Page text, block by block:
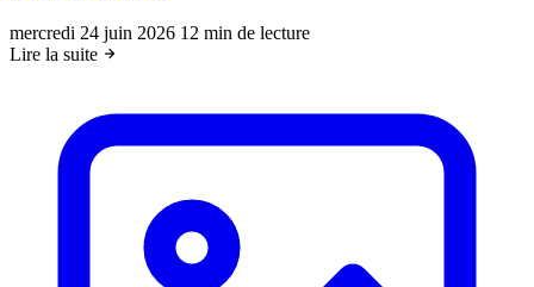
mercredi 24 juin 2026 12 min de lecture
Lire la suite